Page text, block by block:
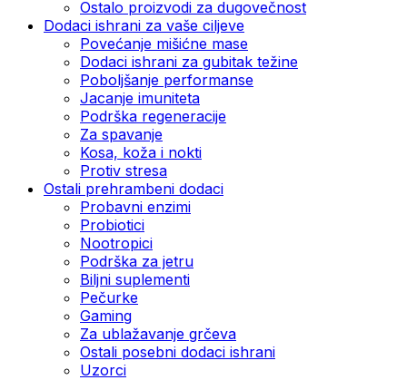
Ostalo proizvodi za dugovečnost
Dodaci ishrani za vaše ciljeve
Povećanje mišićne mase
Dodaci ishrani za gubitak težine
Poboljšanje performanse
Jacanje imuniteta
Podrška regeneracije
Za spavanje
Kosa, koža i nokti
Protiv stresa
Ostali prehrambeni dodaci
Probavni enzimi
Probiotici
Nootropici
Podrška za jetru
Biljni suplementi
Pečurke
Gaming
Za ublažavanje grčeva
Ostali posebni dodaci ishrani
Uzorci